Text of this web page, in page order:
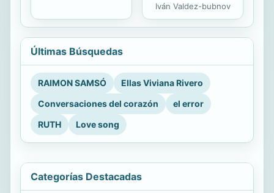
Iván Valdez-bubnov
Últimas Búsquedas
RAIMON SAMSÓ
Ellas Viviana Rivero
Conversaciones del corazón
el error
RUTH
Love song
Categorías Destacadas